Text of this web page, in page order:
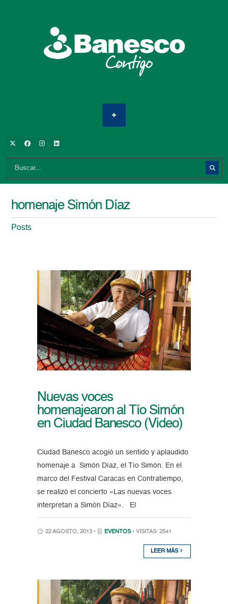
homenaje Simón Díaz
Posts
Nuevas voces
homenajearon al Tío Simón
en Ciudad Banesco (Video)
Ciudad Banesco acogió un sentido y aplaudido
homenaje a Simón Díaz, el Tío Simón. En el
marco del Festival Caracas en Contratiempo,
se realizó el concierto «Las nuevas voces
interpretan a Simón Díaz». El
22 AGOSTO, 2013 • EVENTOS • VISITAS: 2541
LEER MÁS